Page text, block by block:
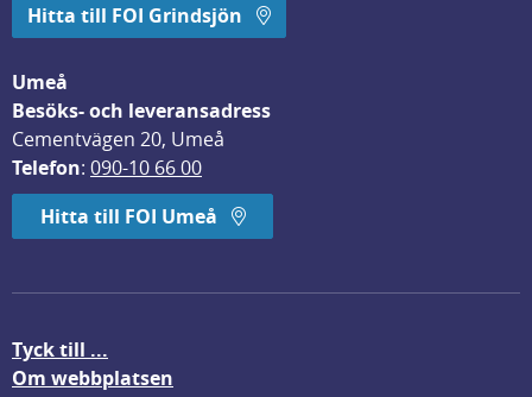
Hitta till FOI Grindsjön
Umeå
Besöks- och leveransadress
Cementvägen 20, Umeå
Telefon: 090-10 66 00
Hitta till FOI Umeå
Tyck till ...
Om webbplatsen